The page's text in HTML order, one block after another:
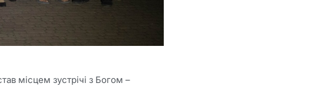
місцем зустрічі з Богом –